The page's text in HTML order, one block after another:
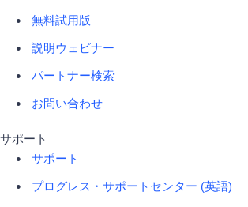
無料試用版
説明ウェビナー
パートナー検索
お問い合わせ
サポート
サポート
プログレス・サポートセンター (英語)